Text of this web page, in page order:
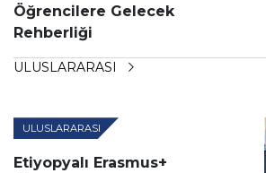
Öğrencilere Gelecek
Rehberliği
ULUSLARARASI
ULUSLARARASI
Etiyopyalı Erasmus+